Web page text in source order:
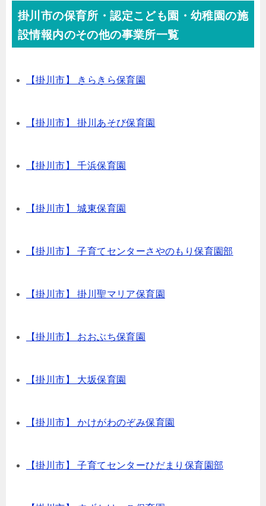
掛川市の保育所・認定こども園・幼稚園の施
設情報内のその他の事業所一覧
【掛川市】 きらきら保育園
【掛川市】 掛川あそび保育園
【掛川市】 千浜保育園
【掛川市】 城東保育園
【掛川市】 子育てセンターさやのもり保育園部
【掛川市】 掛川聖マリア保育園
【掛川市】 おおぶち保育園
【掛川市】 大坂保育園
【掛川市】 かけがわのぞみ保育園
【掛川市】 子育てセンターひだまり保育園部